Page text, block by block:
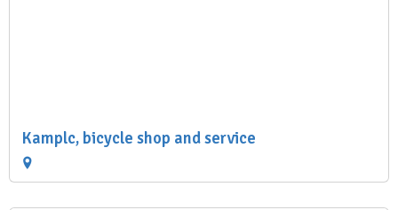
Kamplc, bicycle shop and service